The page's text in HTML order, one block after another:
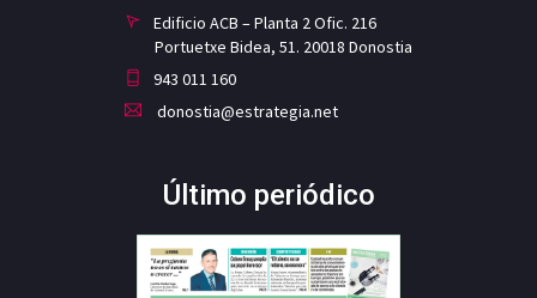
Edificio ACB – Planta 2 Ofic. 216
Portuetxe Bidea, 51. 20018 Donostia
943 011 160
donostia@estrategia.net
Último periódico